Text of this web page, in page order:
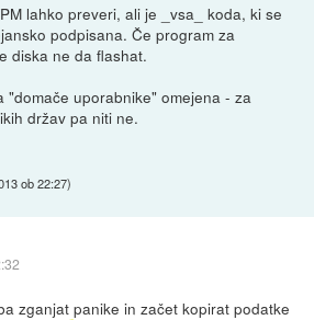
lahko preveri, ali je _vsa_ koda, ki se
podpisana. Če program za
diska ne da flashat.
"domače uporabnike" omejena - za
držav pa niti ne.
ob 22:27)
zganjat panike in začet kopirat podatke